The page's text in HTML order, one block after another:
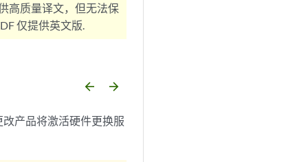
高质量译文，但无法保
仅提供英文版.
arrow_backward arrow_forward
产品将激活硬件更换服